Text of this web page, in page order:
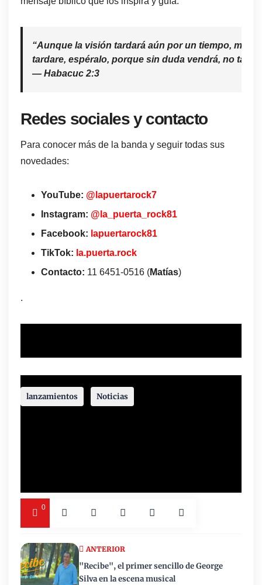
“Aunque la visión tardará aún por un tiempo, más
tardare, espéralo, porque sin duda vendrá, no
— Habacuc 2:3
Redes sociales y contacto
Para conocer más de la banda y seguir todas sus
novedades:
YouTube: @lapuertarock7
Instagram: @la_puerta_rock81
Facebook: lapuertarock81
TikTok: la.puerta.rock
Contacto: 11 6451-0516 (Matías)
.
lanzamientos Noticias
0
ANTERIOR
"Recibe", el primer sencillo de George
Silva en la escena musical